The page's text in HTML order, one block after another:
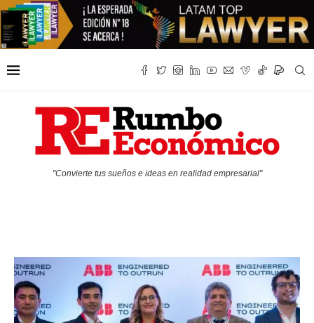
"Convierte tus sueños e ideas en realidad empresarial"